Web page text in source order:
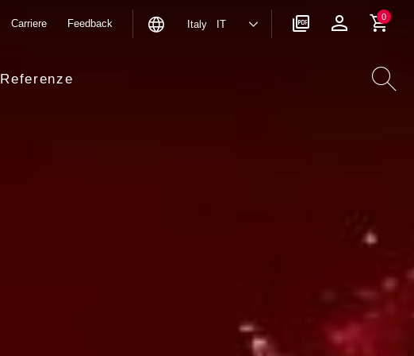
Referenze
Carriere Feedback Italy IT
0